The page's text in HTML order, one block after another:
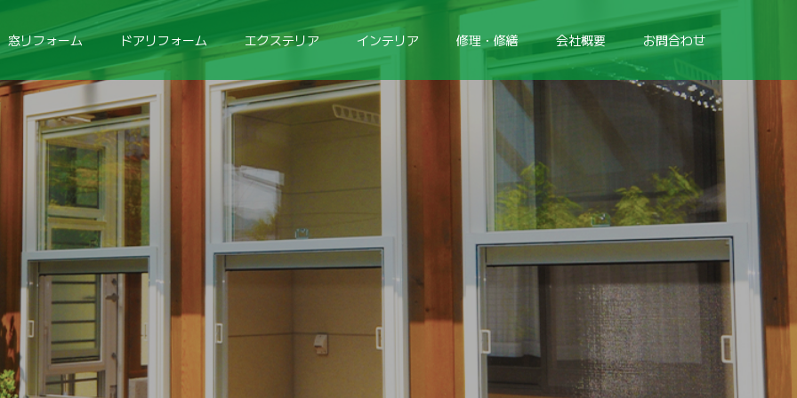
窓リフォーム ドアリフォーム エクステリア インテリア 修理・修繕 会社概要 お問合わせ